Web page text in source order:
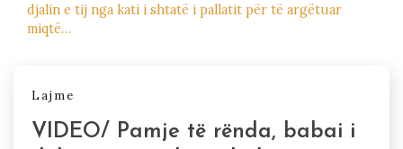
djalin e tij nga kati i shtatë i pallatit për të argëtuar
miqtë…
Lajme
VIDEO/ Pamje të rënda, babai i